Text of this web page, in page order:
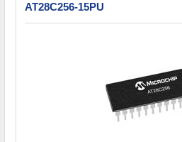
AT28C256-15PU